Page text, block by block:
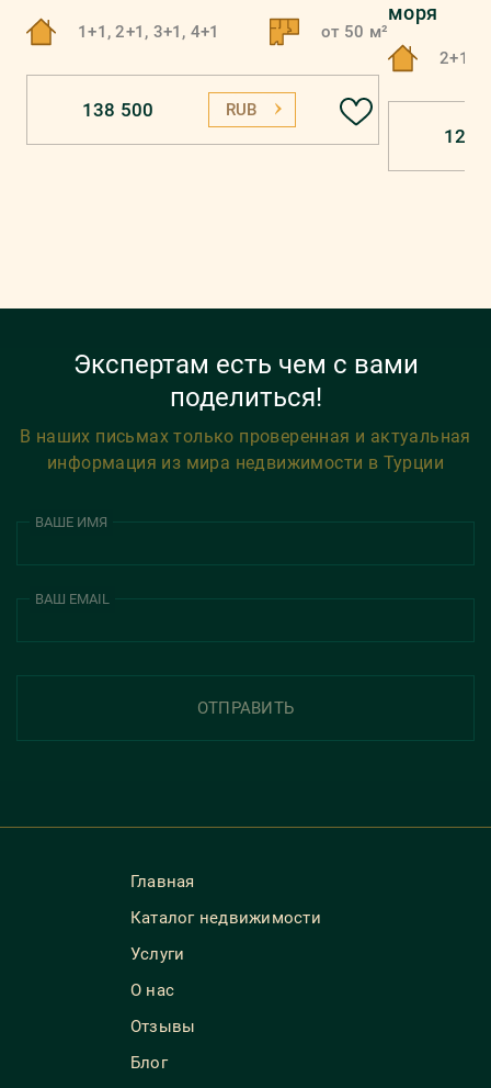
1+1, 2+1, 3+1, 4+1 от 50 м²
138 500 RUB
моря
2+1,
126
Экспертам есть чем с вами
поделиться!
В наших письмах только проверенная и актуальная
информация из мира недвижимости в Турции
ВАШЕ ИМЯ
ВАШ EMAIL
ОТПРАВИТЬ
Главная
Каталог недвижимости
Услуги
О нас
Отзывы
Блог